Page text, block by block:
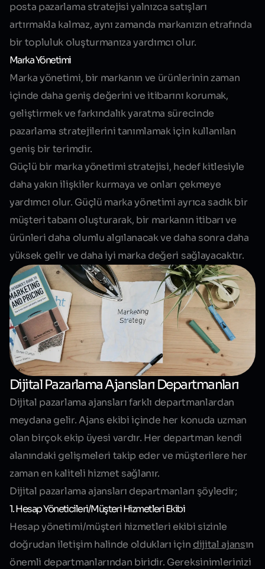
posta pazarlama stratejisi yalnızca satışları
artırmakla kalmaz, aynı zamanda markanızın etrafında
bir topluluk oluşturmanıza yardımcı olur.
Marka Yönetimi
Marka yönetimi, bir markanın ve ürünlerinin zaman
içinde daha geniş değerini ve itibarını korumak,
geliştirmek ve farkındalık yaratma sürecinde
pazarlama stratejilerini tanımlamak için kullanılan
geniş bir terimdir.
Güçlü bir marka yönetimi stratejisi, hedef kitlesiyle
daha yakın ilişkiler kurmaya ve onları çekmeye
yardımcı olur. Güçlü marka yönetimi ayrıca sadık bir
müşteri tabanı oluşturarak, bir markanın itibarı ve
ürünleri daha olumlu algılanacak ve daha sonra daha
yüksek gelir ve daha iyi marka değeri sağlayacaktır.
Dijital Pazarlama Ajansları Departmanları
Dijital pazarlama ajansları farklı departmanlardan
meydana gelir. Ajans ekibi içinde her konuda uzman
olan birçok ekip üyesi vardır. Her departman kendi
alanındaki gelişmeleri takip eder ve müşterilere her
zaman en kaliteli hizmet sağlanır.
Dijital pazarlama ajansları departmanları şöyledir;
1. Hesap Yöneticileri/Müşteri Hizmetleri Ekibi
Hesap yönetimi/müşteri hizmetleri ekibi sizinle
doğrudan iletişim halinde oldukları için dijital ajansın
önemli departmanlarından biridir. Gereksinimlerinizi